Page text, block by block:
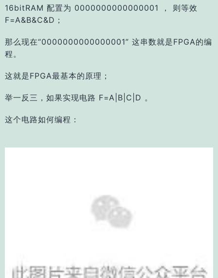
16bitRAM 配置为 0000000000000001 ， 则等效
F=A&B&C&D；
那么现在“0000000000000001” 这串数就是FPGA的编
程。
这就是FPGA最基本的原理；
举一反三，如果实现电路 F=A|B|C|D 。
这个电路如何编程：